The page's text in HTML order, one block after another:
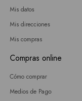
Mis datos
Mis direcciones
Mis compras
Compras online
Cómo comprar
Medios de Pago